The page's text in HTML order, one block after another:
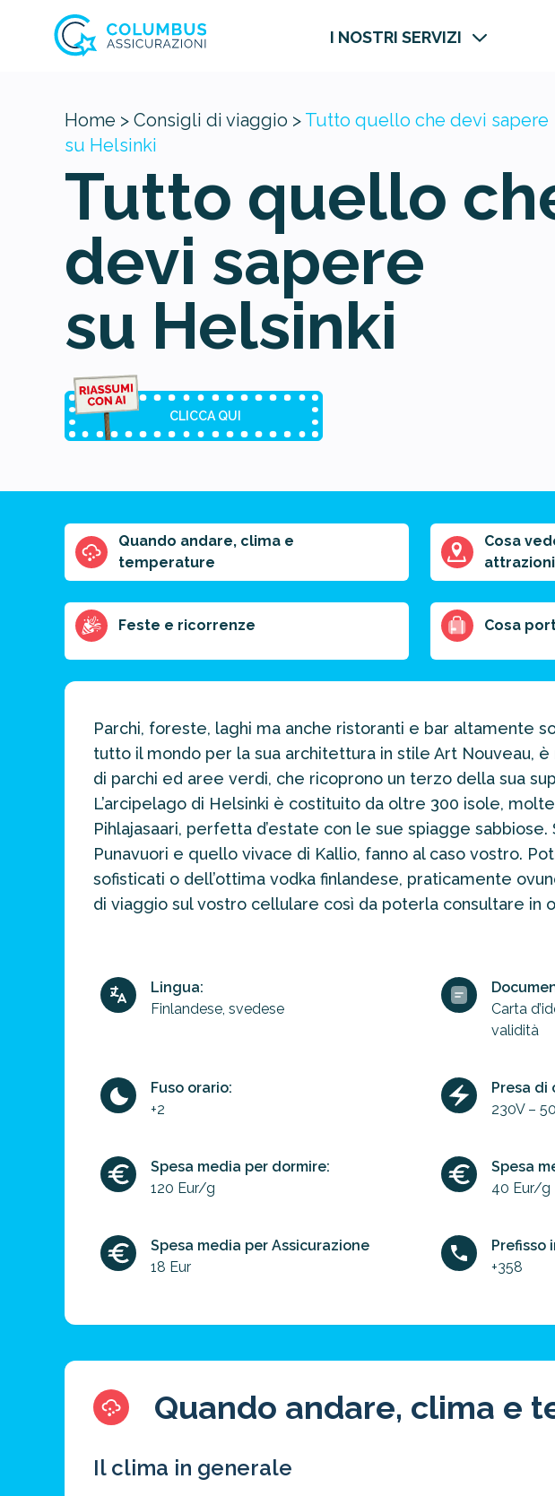
I NOSTRI SERVIZI
Home > Consigli di viaggio > Tutto quello che devi sapere
su Helsinki
Tutto quello
devi sapere
su Helsinki
CLICCA QUI
Riassunto
dell'articolo
del riassunto
Ottieni un
preventivo
personalizzato
per la tua
prossima
destinazione
di viaggio.
PREVENTIVO
Quando andare, clima e
temperature
Cosa
attrazioni
Feste e ricorrenze Cosa
Parchi, foreste, laghi ma anche ristoranti e bar altamente
tutto il mondo per la sua architettura in stile Art Nouveau,
di parchi ed aree verdi, che ricoprono un terzo della sua
L’arcipelago di Helsinki è costituito da oltre 300 isole,
Pihlajasaari, perfetta d’estate con le sue spiagge
Punavuori e quello vivace di Kallio, fanno al caso vostro.
sofisticati o dell’ottima vodka finlandese, praticamente
di viaggio sul vostro cellulare così da poterla consultare in
Lingua:
Finlandese, svedese
Carta
validità
Fuso orario:
+2
Presa di
230V –
Spesa media per dormire:
120 Eur/g
Spesa
40 Eur/g
Spesa media per Assicurazione
18 Eur
Prefisso
+358
Quando andare, clima e
Il clima in generale